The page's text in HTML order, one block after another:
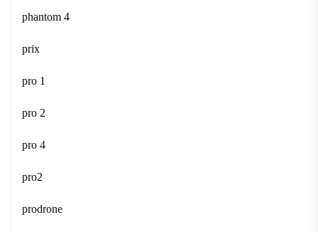
phantom 4
prix
pro 1
pro 2
pro 4
pro2
prodrone